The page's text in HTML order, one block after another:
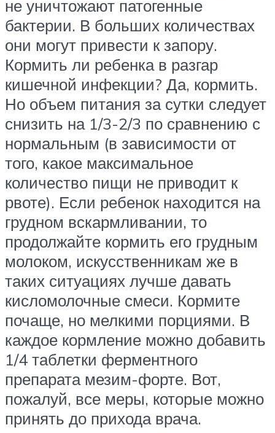
не уничтожают патогенные
бактерии. В больших количествах
они могут привести к запору.
Кормить ли ребенка в разгар
кишечной инфекции? Да, кормить.
Но объем питания за сутки следует
снизить на 1/3-2/3 по сравнению с
нормальным (в зависимости от
того, какое максимальное
количество пищи не приводит к
рвоте). Если ребенок находится на
грудном вскармливании, то
продолжайте кормить его грудным
молоком, искусственникам же в
таких ситуациях лучше давать
кисломолочные смеси. Кормите
почаще, но мелкими порциями. В
каждое кормление можно добавить
1/4 таблетки ферментного
препарата мезим-форте. Вот,
пожалуй, все меры, которые можно
принять до прихода врача.